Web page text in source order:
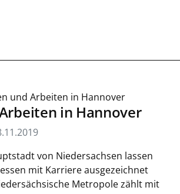
in Hannover
von Niedersachsen lassen
mit Karriere ausgezeichnet
Metropole zählt mit